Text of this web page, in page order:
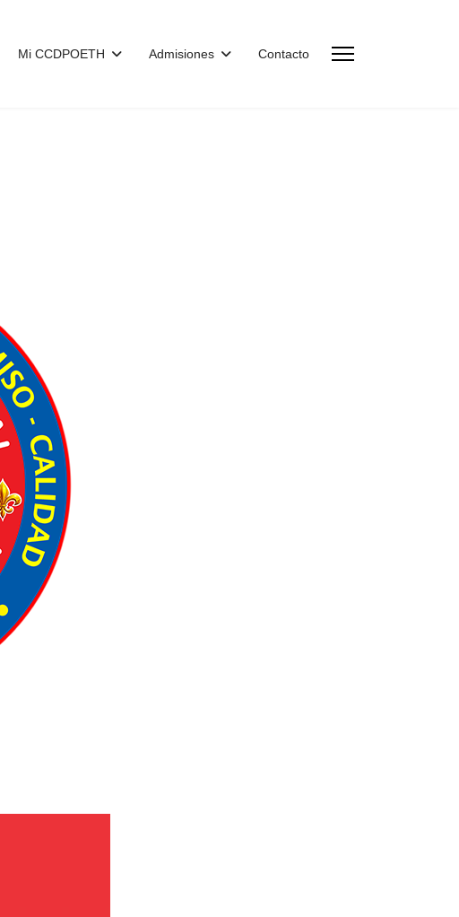
Mi CCDPOETH Admisiones Contacto